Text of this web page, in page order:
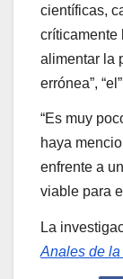
científicas,
críticamente
alimentar la
errónea”,
“Es muy
haya
enfrente a
viable para
La
Anales de